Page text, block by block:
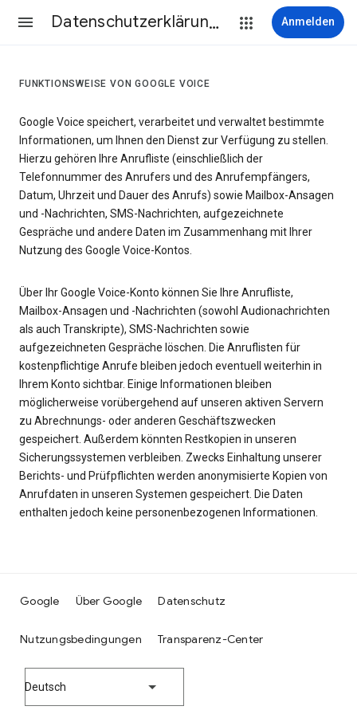
Datenschutzerklärung & Nutzungsbedingungen Anmelden
FUNKTIONSWEISE VON GOOGLE VOICE
Google Voice speichert, verarbeitet und verwaltet bestimmte
Informationen, um Ihnen den Dienst zur Verfügung zu stellen.
Hierzu gehören Ihre Anrufliste (einschließlich der
Telefonnummer des Anrufers und des Anrufempfängers,
Datum, Uhrzeit und Dauer des Anrufs) sowie Mailbox-Ansagen
und -Nachrichten, SMS-Nachrichten, aufgezeichnete
Gespräche und andere Daten im Zusammenhang mit Ihrer
Nutzung des Google Voice-Kontos.
Über Ihr Google Voice-Konto können Sie Ihre Anrufliste,
Mailbox-Ansagen und -Nachrichten (sowohl Audionachrichten
als auch Transkripte), SMS-Nachrichten sowie
aufgezeichneten Gespräche löschen. Die Anruflisten für
kostenpflichtige Anrufe bleiben jedoch eventuell weiterhin in
Ihrem Konto sichtbar. Einige Informationen bleiben
möglicherweise vorübergehend auf unseren aktiven Servern
zu Abrechnungs- oder anderen Geschäftszwecken
gespeichert. Außerdem könnten Restkopien in unseren
Sicherungssystemen verbleiben. Zwecks Einhaltung unserer
Berichts- und Prüfpflichten werden anonymisierte Kopien von
Anrufdaten in unseren Systemen gespeichert. Die Daten
enthalten jedoch keine personenbezogenen Informationen.
Google Über Google Datenschutz
Nutzungsbedingungen Transparenz-Center
Deutsch